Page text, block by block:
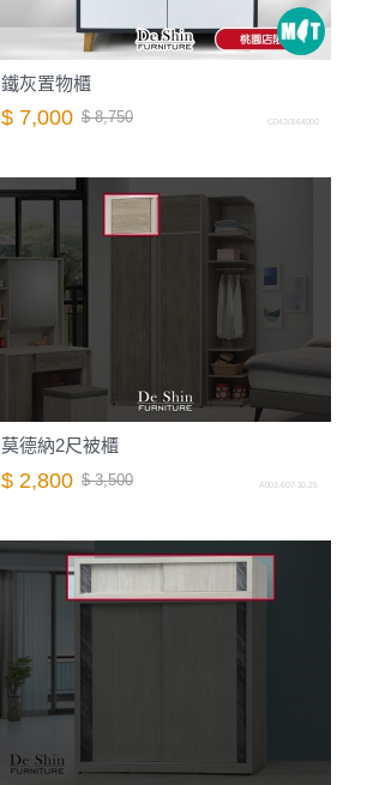
鐵灰置物櫃
$ 7,000 $ 8,750 C0430164000
莫德納2尺被櫃
$ 2,800 $ 3,500 A003.607-10.25